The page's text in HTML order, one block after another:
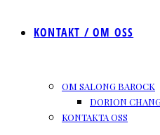
KONTAKT / OM OSS
OM SALONG BAROCK
DORION
KONTAKTA OSS